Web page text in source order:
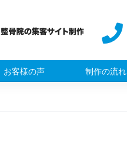
お客様の声 制作の流れ